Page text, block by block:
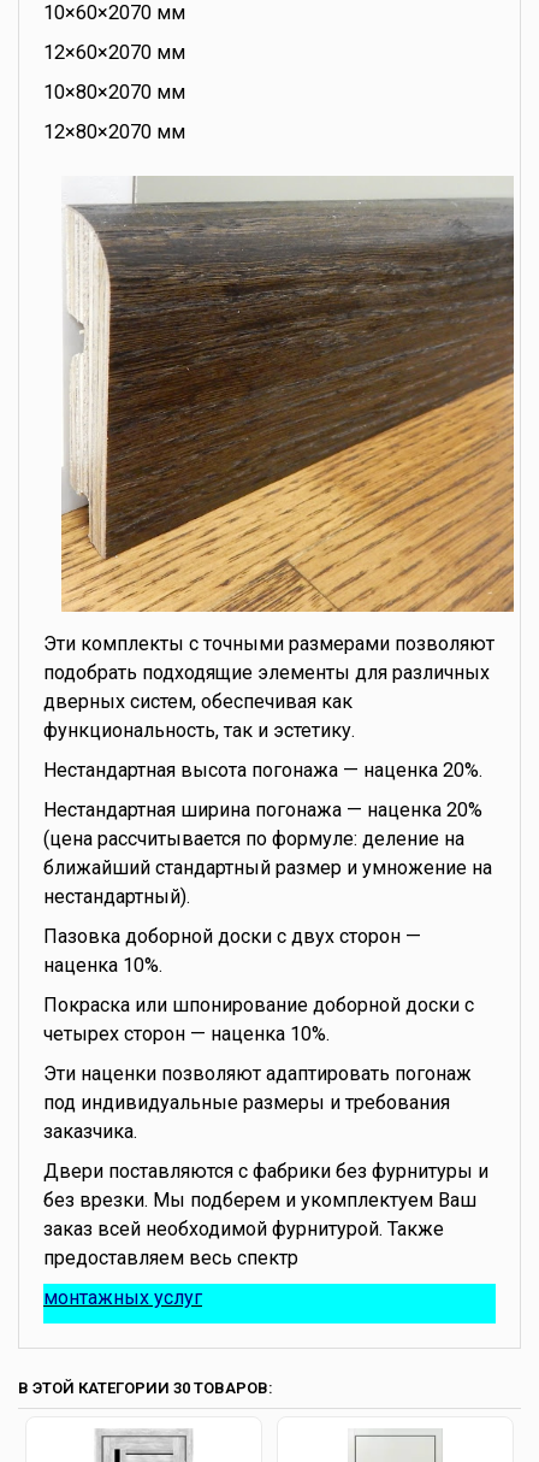
10×60×2070 мм
12×60×2070 мм
10×80×2070 мм
12×80×2070 мм
Эти комплекты с точными размерами позволяют
подобрать подходящие элементы для различных
дверных систем, обеспечивая как
функциональность, так и эстетику.
Нестандартная высота погонажа — наценка 20%.
Нестандартная ширина погонажа — наценка 20%
(цена рассчитывается по формуле: деление на
ближайший стандартный размер и умножение на
нестандартный).
Пазовка доборной доски с двух сторон —
наценка 10%.
Покраска или шпонирование доборной доски с
четырех сторон — наценка 10%.
Эти наценки позволяют адаптировать погонаж
под индивидуальные размеры и требования
заказчика.
Двери поставляются с фабрики без фурнитуры и
без врезки. Мы подберем и укомплектуем Ваш
заказ всей необходимой фурнитурой. Также
предоставляем весь спектр
монтажных услуг
В ЭТОЙ КАТЕГОРИИ 30 ТОВАРОВ: